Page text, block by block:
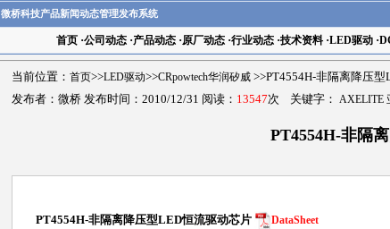
微桥科技产品新闻动态管理发布系统
首页·公司动态·产品动态·原厂动态·行业动态·技术资料·LED驱动·
当前位置： 首页>>LED驱动>>CRpowtech华润矽威 >>PT4554H-非隔离降压
发布者：微桥 发布时间：2010/12/31 阅读： 13547次 关键字： AXELITE
PT4554H-非隔
PT4554H-非隔离降压型LED恒流驱动芯片 DataSheet